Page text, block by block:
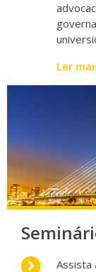
Ler
Assista